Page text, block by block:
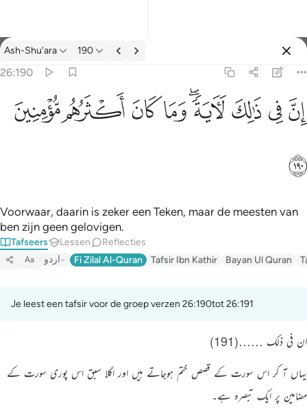
Tafseer: Ash-Shu'ara 26:190
Ash-Shu'ara 190
26:190
ان في ذالك لاية وما كان اكثرهم مومنين ١٩٠
إِنَّ فِى ذَٰلِكَ لَـَٔايَةًۭ ۖ وَمَا كَانَ أَكْثَرُهُم مُّؤْمِنِينَ ١٩٠
ﱳﱴﱵﱶﱷﱸﱹﱺﱻ
ﱼ
Voorwaar, daarin is zeker een Teken, maar de meesten van
ben zijn geen gelovigen.
Tafseers Lessen Reflecties
Aa اردو Fi Zilal Al-Quran Tafsir Ibn Kathir Bayan Ul Quran
Je leest een tafsir voor de groep verzen 26:190tot 26:191
ان فی ذلک ……(191)
یہاں آ کر اس سورت کے قصص ختم ہوجاتے ہیں اور اگلا سبق اس پوری سورت کے
مضامین پر ایک تبصرہ ہے۔